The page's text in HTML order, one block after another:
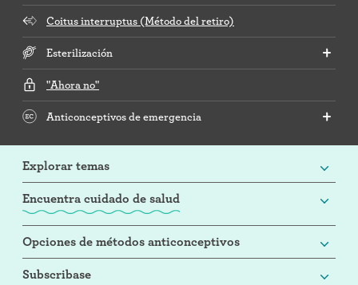
Coitus interruptus (Método del retiro)
Esterilización
"Ahora no"
Anticonceptivos de emergencia
Explorar temas
Encuentra cuidado de salud
Opciones de métodos anticonceptivos
Subscribase